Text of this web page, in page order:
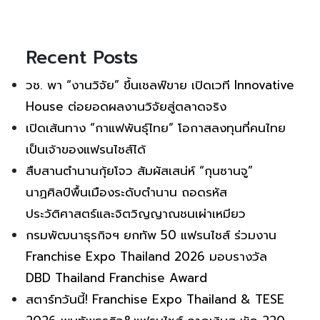
Recent Posts
วช. พา “งานวิจัย” ขึ้นเชลฟ์ขาย เปิดเวที Innovative
House ต่อยอดผลงานวิจัยสู่ตลาดจริง
เปิดเส้นทาง “กาแฟพันธุ์ไทย” โอกาสลงทุนที่คนไทย
เป็นเจ้าของแฟรนไชส์ได้
สืบสานตำนานกุ้ยโจว สัมผัสเสน่ห์ “กุนซานจู”
นาฏศิลป์พื้นเมืองระดับตำนาน ถอดรหัส
ประวัติศาสตร์และจิตวิญญาณชนเผ่าเหมียว
กรมพัฒนาธุรกิจฯ ยกทัพ 50 แฟรนไชส์ ร่วมงาน
Franchise Expo Thailand 2026 มอบรางวัล
DBD Thailand Franchise Award
สตาร์ทวันนี้! Franchise Expo Thailand & TESE